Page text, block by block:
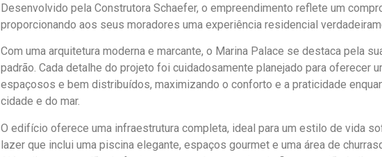
Desenvolvido pela Construtora Schaefer, o empreendimento reflete um
proporcionando aos seus moradores uma experiência residencial
Com uma arquitetura moderna e marcante, o Marina Palace se destaca pela
padrão. Cada detalhe do projeto foi cuidadosamente planejado para oferecer
espaçosos e bem distribuídos, maximizando o conforto e a praticidade
cidade e do mar.
O edifício oferece uma infraestrutura completa, ideal para um estilo de vida
lazer que inclui uma piscina elegante, espaços gourmet e uma área de